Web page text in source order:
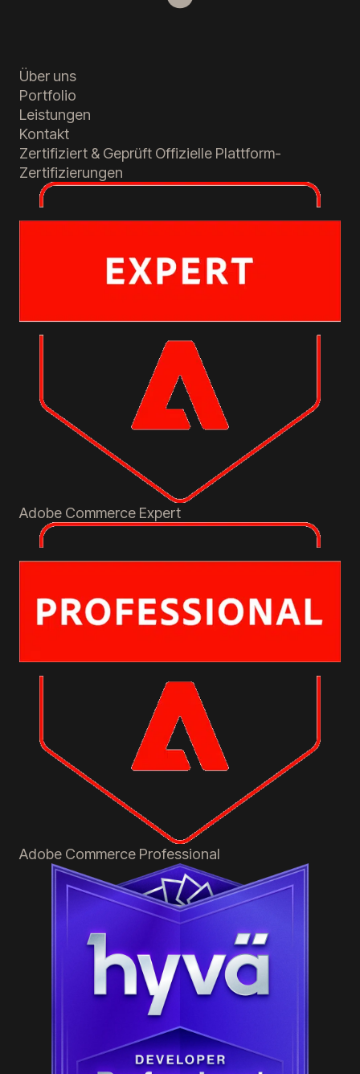
Über uns
Portfolio
Leistungen
Kontakt
Zertifiziert & Geprüft Offizielle Plattform-
Zertifizierungen
Adobe Commerce Expert
Adobe Commerce Professional